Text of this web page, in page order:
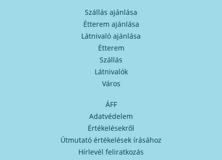
Szállás ajánlása
Étterem ajánlása
Látnivaló ajánlása
Étterem
Szállás
Látnivalók
Város
ÁFF
Adatvédelem
Értékelésekről
Útmutató értékelések írásához
Hírlevél feliratkozás